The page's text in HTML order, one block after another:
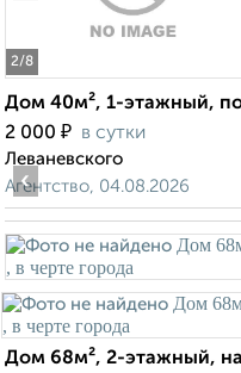
2/8
Дом 40м², 1-этажный,
2 000 ₽ в сутки
Леваневского
Агентство, 04.08.2026
‹
Дом 68м², 2-этажный,